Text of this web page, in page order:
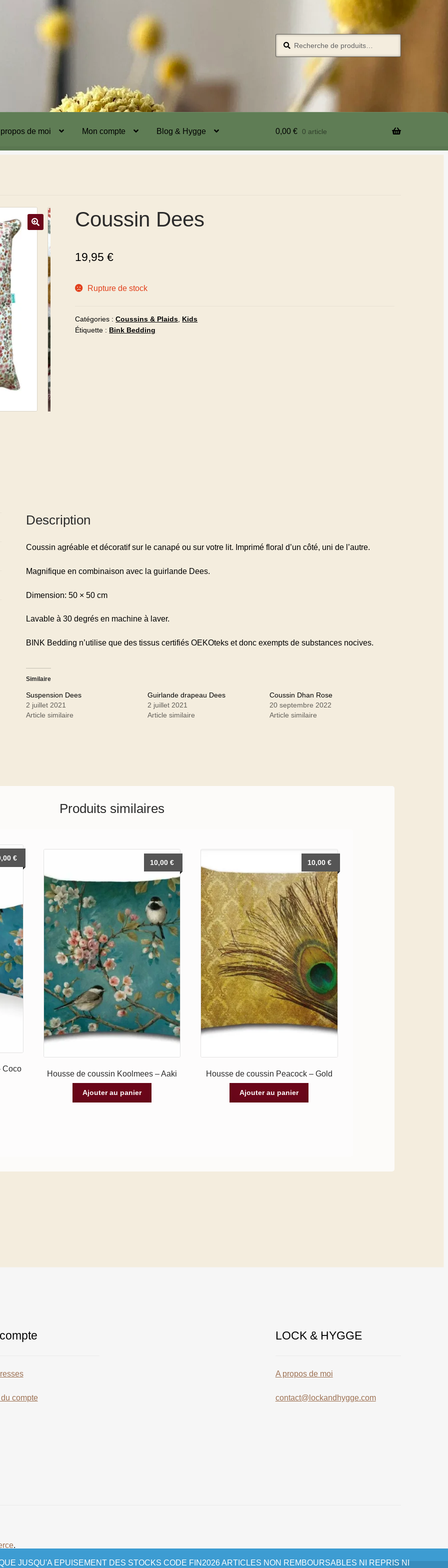
JUSQU'A EPUISEMENT DES STOCKS CODE FIN2026 ARTICLES NON REMBOURSABLES NI REPRIS NI
de moi Mon compte Blog & Hygge 0,00 € 0 article
Coussin Dees
19,95€
Rupture de stock
Catégories :Coussins & Plaids Kids
Étiquette : Bink Bedding
Description
Coussin agréable et décoratif sur le canapé ou sur votre lit. Imprimé floral d’un côté, uni de l’autre.
Magnifique en combinaison avec la guirlande Dees.
Dimension: 50 × 50 cm
Lavable à 30 degrés en machine à laver.
BINK Bedding n’utilise que des tissus certifiés OEKOteks et donc exempts de substances nocives.
Similaire
Suspension Dees
2 juillet 2021
Article similaire
Guirlande drapeau Dees
2 juillet 2021
Article similaire
Coussin Dhan Rose
20 septembre 2022
Article similaire
Produits similaires
Coco
€
Housse de coussin Koolmees – Aaki
10,00€
Ajouter au panier
Housse de coussin Peacock – Gold
10,00 €
Ajouter au panier
compte
LOCK & HYGGE
A propos de moi
contact@lockandhygge.com
.